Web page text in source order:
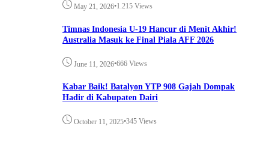
May 21, 2026•1.215 Views
Timnas Indonesia U-19 Hancur di Menit Akhir!
Australia Masuk ke Final Piala AFF 2026
June 11, 2026•666 Views
Kabar Baik! Batalyon YTP 908 Gajah Dompak
Hadir di Kabupaten Dairi
October 11, 2025•345 Views